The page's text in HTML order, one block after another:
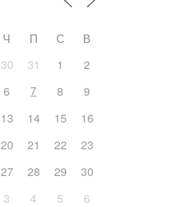
Ч П С
В
30 31 1
2
6 7 8
9
13 14 15
16
20 21 22
23
27 28 29
30
3 4 5 6